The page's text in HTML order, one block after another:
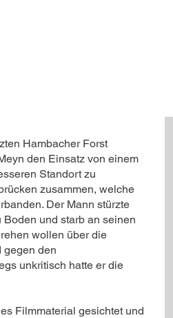
Hambacher Forst
den Einsatz von einem
Standort zu
zusammen, welche
Der Mann stürzte
und starb an seinen
wollen über die
gegen den
unkritisch hatte er die
Filmmaterial gesichtet und